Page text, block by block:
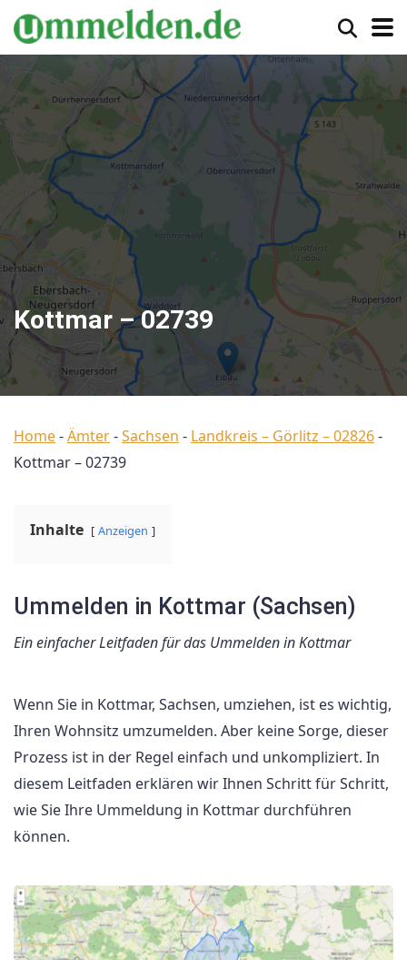
Kottmar – 02739
Home-Ämter-Sachsen - Landkreis – Görlitz – 02826-
Kottmar – 02739
Inhalte Anzeigen
Ummelden in Kottmar (Sachsen)
Ein einfacher Leitfaden für das Ummelden in Kottmar
Wenn Sie in Kottmar, Sachsen, umziehen, ist es wichtig,
Ihren Wohnsitz umzumelden. Aber keine Sorge, dieser
Prozess ist in der Regel einfach und unkompliziert. In
diesem Leitfaden erklären wir Ihnen Schritt für Schritt,
wie Sie Ihre Ummeldung in Kottmar durchführen
können.